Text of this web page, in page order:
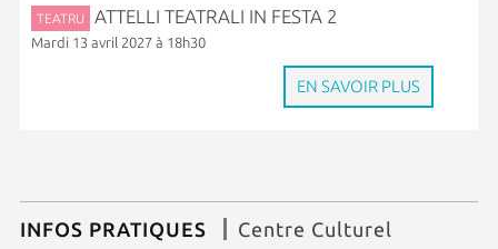
TEATRU ATTELLI TEATRALI IN FESTA 2
Mardi 13 avril 2027 à 18h30
EN SAVOIR PLUS
INFOS PRATIQUES
Centre Culturel